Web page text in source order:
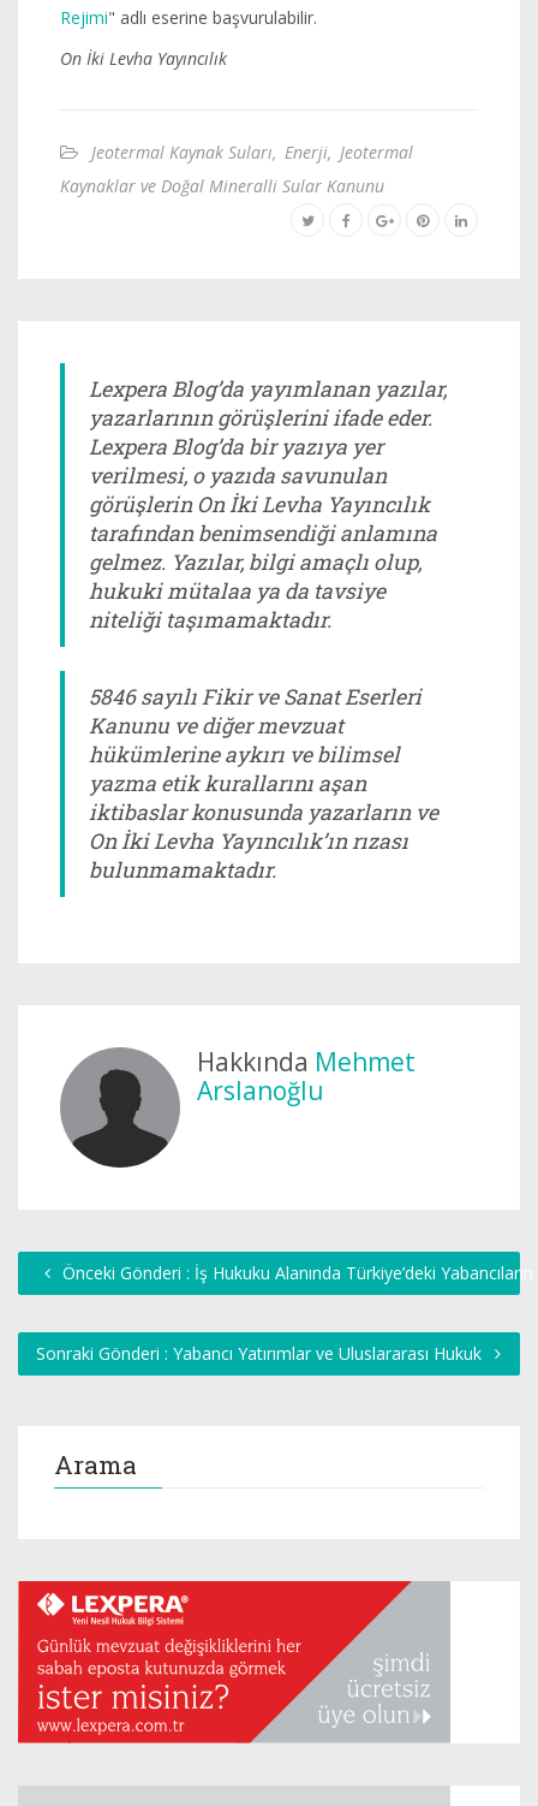
Rejimi" adlı eserine başvurulabilir.
On İki Levha Yayıncılık
Jeotermal Kaynak Suları, Enerji, Jeotermal
Kaynaklar ve Doğal Mineralli Sular Kanunu
Lexpera Blog’da yayımlanan yazılar,
yazarlarının görüşlerini ifade eder.
Lexpera Blog’da bir yazıya yer
verilmesi, o yazıda savunulan
görüşlerin On İki Levha Yayıncılık
tarafından benimsendiği anlamına
gelmez. Yazılar, bilgi amaçlı olup,
hukuki mütalaa ya da tavsiye
niteliği taşımamaktadır.
5846 sayılı Fikir ve Sanat Eserleri
Kanunu ve diğer mevzuat
hükümlerine aykırı ve bilimsel
yazma etik kurallarını aşan
iktibaslar konusunda yazarların ve
On İki Levha Yayıncılık’ın rızası
bulunmamaktadır.
Hakkında Mehmet
Arslanoğlu
Önceki Gönderi : İş Hukuku Alanında Türkiye’deki
Sonraki Gönderi : Yabancı Yatırımlar ve Uluslararası Hukuk
Arama